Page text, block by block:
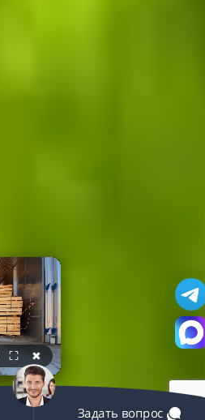
⛶ ✖
Задать вопрос